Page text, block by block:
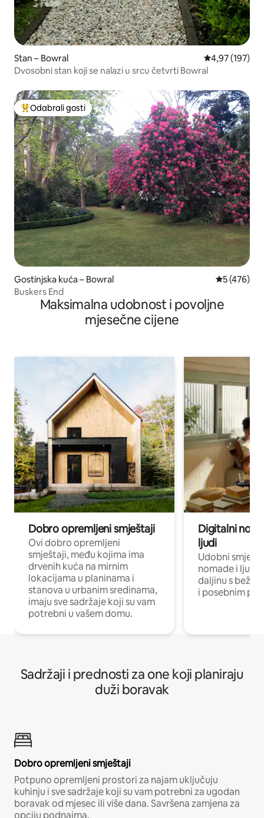
Stan – Bowral Prosječna
4,97 (197)
Dvosobni stan koji se nalazi u srcu četvrti Bowral
Među najviše rangiranima s oznakom „Odabrali gosti”
Odabrali gosti
Gostinjska kuća – Bowral Prosječna
5 (476)
Buskers End
Maksimalna udobnost i povoljne
mjesečne cijene
Dobro opremljeni smještaji
Ovi dobro opremljeni
smještaji, među kojima ima
drvenih kuća na mirnim
lokacijama u planinama i
stanova u urbanim sredinama,
imaju sve sadržaje koji su vam
potrebni u vašem domu.
Digitalni
ljudi
Udobni
nomade i ljude
daljinu s
i posebnim
Sadržaji i prednosti za one koji planiraju
duži boravak
Dobro opremljeni smještaji
Potpuno opremljeni prostori za najam uključuju
kuhinju i sve sadržaje koji su vam potrebni za ugodan
boravak od mjesec ili više dana. Savršena zamjena za